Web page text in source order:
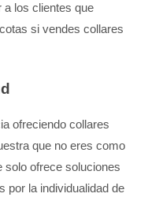
a los clientes que
si vendes collares
ofreciendo collares
que no eres como
solo ofrece soluciones
por la individualidad de